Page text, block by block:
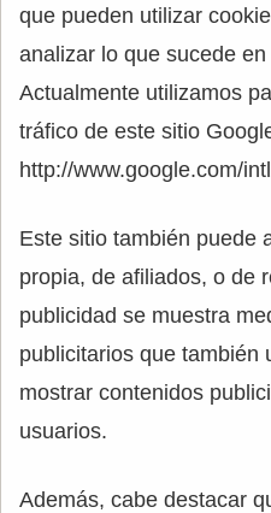
que pueden utilizar
analizar lo que sucede
Actualmente utilizamos
tráfico de este sitio
http://www.google.com/
Este sitio también puede
propia, de afiliados, o de
publicidad se muestra
publicitarios que también
mostrar contenidos
usuarios.
Además, cabe destacar